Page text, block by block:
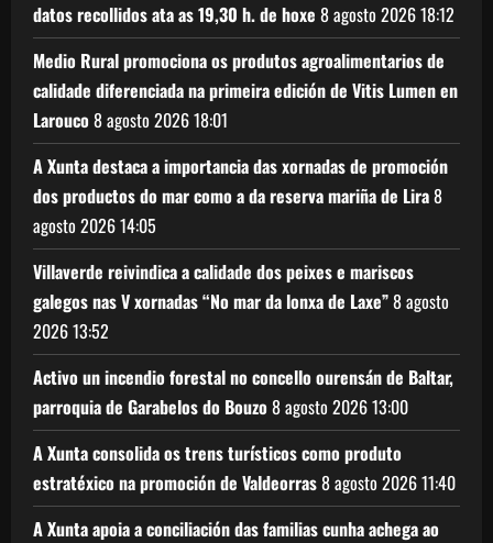
datos recollidos ata as 19,30 h. de hoxe 8 agosto 202618:12
Medio Rural promociona os produtos agroalimentarios de
calidade diferenciada na primeira edición de Vitis Lumen en
Larouco8 agosto 202618:01
A Xunta destaca a importancia das xornadas de promoción
dos productos do mar como a da reserva mariña de Lira8
agosto 202614:05
Villaverde reivindica a calidade dos peixes e mariscos
galegos nas V xornadas “No mar da lonxa de Laxe”8 agosto
202613:52
Activo un incendio forestal no concello ourensán de Baltar,
parroquia de Garabelos do Bouzo8 agosto 202613:00
A Xunta consolida os trens turísticos como produto
estratéxico na promoción de Valdeorras8 agosto 202611:40
A Xunta apoia a conciliación das familias cunha achega ao